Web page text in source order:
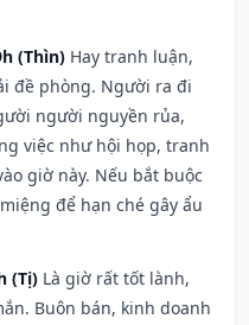
(Thìn) Hay tranh luận,
đề phòng. Người ra đi
người nguyền rủa,
việc như hội họp, tranh
giờ này. Nếu bắt buộc
để hạn ché gây ẩu
(Tị) Là giờ rất tốt lành,
Buôn bán, kinh doanh